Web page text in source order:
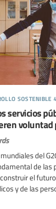
sostenible
servicios
voluntad
del
de las
el
y de las